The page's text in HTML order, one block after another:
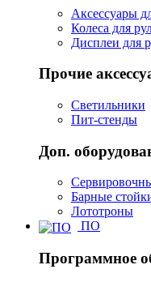
Аксессуары
Колеса для
Дисплеи для
Прочие
Светильники
Пит-стенды
Доп.
Барные
Лототроны
ПО
Программное